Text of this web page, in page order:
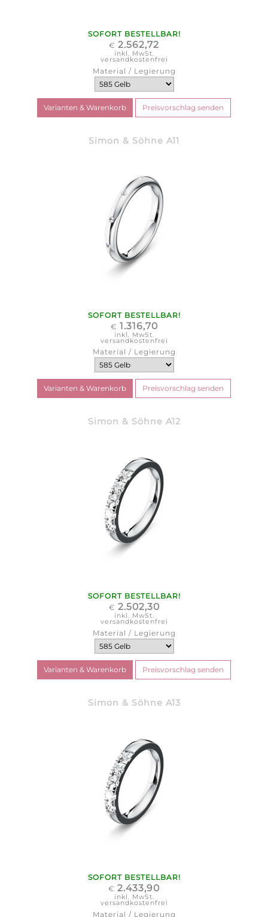
SOFORT BESTELLBAR!
€ 2.562,72
inkl. MwSt.
versandkostenfrei
Material / Legierung
Simon & Söhne A11
SOFORT BESTELLBAR!
€ 1.316,70
inkl. MwSt.
versandkostenfrei
Material / Legierung
Simon & Söhne A12
SOFORT BESTELLBAR!
€ 2.502,30
inkl. MwSt.
versandkostenfrei
Material / Legierung
Simon & Söhne A13
SOFORT BESTELLBAR!
€ 2.433,90
inkl. MwSt.
versandkostenfrei
Material / Legierung